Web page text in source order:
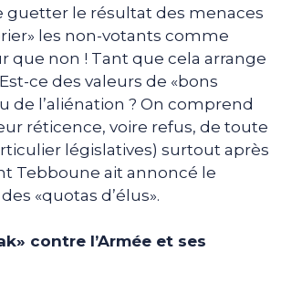
guetter le résultat des menaces
les non-votants comme
que non ! Tant que cela arrange
ce des valeurs de «bons
de l’aliénation ? On comprend
réticence, voire refus, de toute
législatives) surtout après
Tebboune ait annoncé le
«quotas d’élus».
contre l’Armée et ses